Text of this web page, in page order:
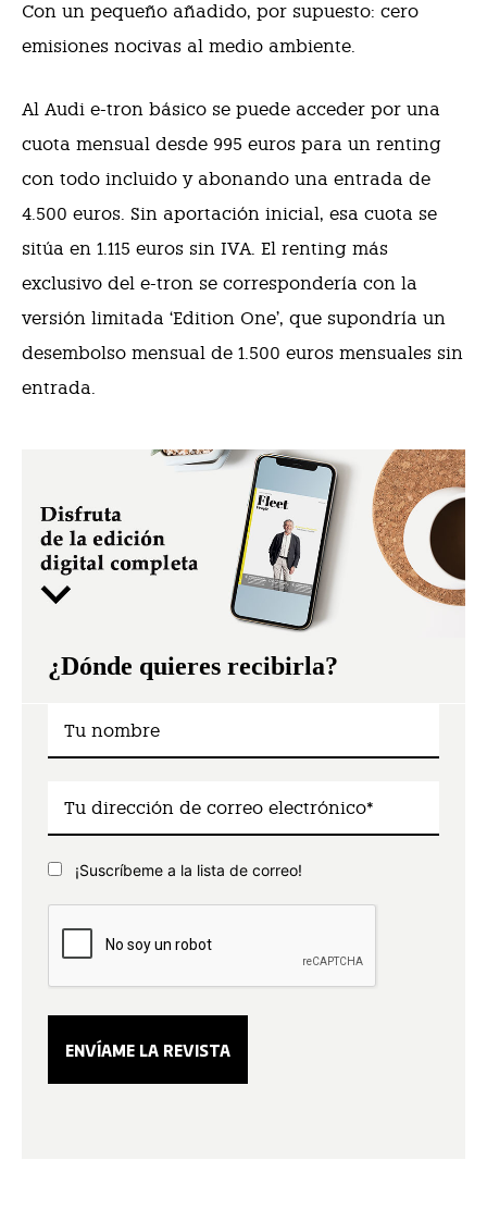
Con un pequeño añadido, por supuesto: cero
emisiones nocivas al medio ambiente.
Al Audi e-tron básico se puede acceder por una
cuota mensual desde 995 euros para un renting
con todo incluido y abonando una entrada de
4.500 euros. Sin aportación inicial, esa cuota se
sitúa en 1.115 euros sin IVA. El renting más
exclusivo del e-tron se correspondería con la
versión limitada ‘Edition One’, que supondría un
desembolso mensual de 1.500 euros mensuales sin
entrada.
¿Dónde quieres recibirla?
¡Suscríbeme a la lista de correo!